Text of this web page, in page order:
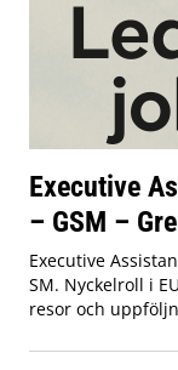
Executive
– GSM –
Executive
SM. Nyckelroll i
resor och